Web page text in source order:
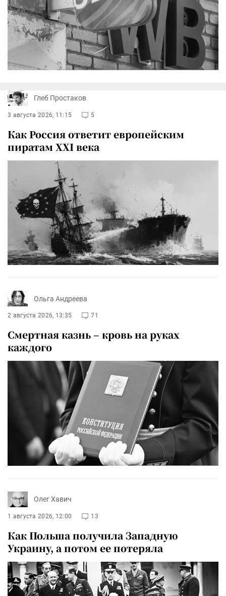
Глеб Простаков
3 августа 2026, 11:15 5
Как Россия ответит европейским
пиратам XXI века
Ольга Андреева
2 августа 2026, 13:35 71
Смертная казнь – кровь на руках
каждого
Олег Хавич
1 августа 2026, 12:00 13
Как Польша получила Западную
Украину, а потом ее потеряла